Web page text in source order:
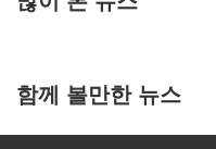
함께 볼만한 뉴스